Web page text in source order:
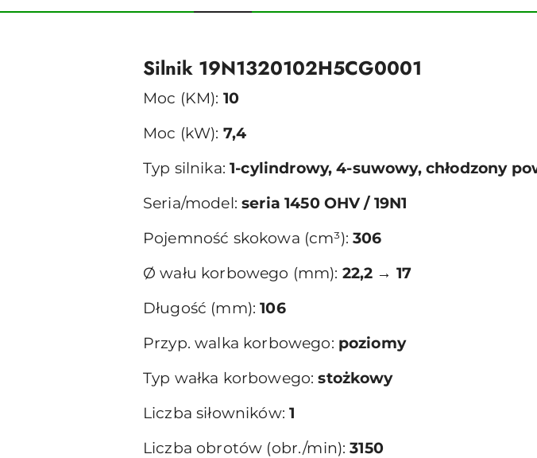
Silnik 19N1320102H5CG0001
Moc (KM): 10
Moc (kW): 7,4
Typ silnika:1-cylindrowy, 4-suwowy, chłodzony
Seria/model:seria 1450 OHV / 19N1
Pojemność skokowa (cm³): 306
Ø wału korbowego (mm): 22,2 → 17
Długość (mm):106
Przyp. walka korbowego: poziomy
Typ wałka korbowego:stożkowy
Liczba siłowników:1
Liczba obrotów (obr./min):3150